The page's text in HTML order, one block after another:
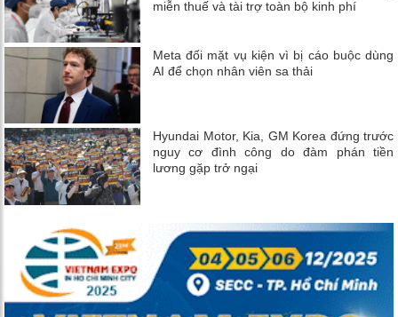
miễn thuế và tài trợ toàn bộ kinh phí
Meta đối mặt vụ kiện vì bị cáo buộc dùng
AI để chọn nhân viên sa thải
Hyundai Motor, Kia, GM Korea đứng trước
nguy cơ đình công do đàm phán tiền
lương gặp trở ngại